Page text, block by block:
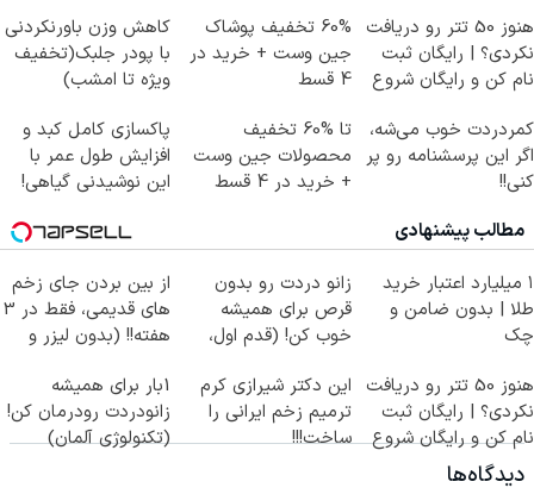
هنوز 50 تتر رو دریافت
نکردی؟ | رایگان ثبت
نام کن و رایگان شروع
60% تخفیف پوشاک
جین وست + خرید در
4 قسط
کاهش وزن باورنکردنی
با پودر جلبک(تخفیف
ویژه تا امشب)
کمردردت خوب می‌شه،
اگر این پرسشنامه رو پر
کنی!!
تا %60 تخفیف
محصولات جین وست
+ خرید در 4 قسط
پاکسازی کامل کبد و
افزایش طول عمر با
این نوشیدنی گیاهی!
مطالب پیشنهادی
۱ میلیارد اعتبار خرید
طلا | بدون ضامن و
چک
زانو دردت رو بدون
قرص برای همیشه
خوب کن! (قدم اول،
از بین بردن جای زخم
های قدیمی، فقط در 3
هفته!! (بدون لیزر و
هنوز 50 تتر رو دریافت
نکردی؟ | رایگان ثبت
نام کن و رایگان شروع
کن!
این دکتر شیرازی کرم
ترمیم زخم ایرانی را
ساخت!!!
1بار برای همیشه
زانودردت رودرمان کن!
(تکنولوژی آلمان)
دیدگاه‌ها